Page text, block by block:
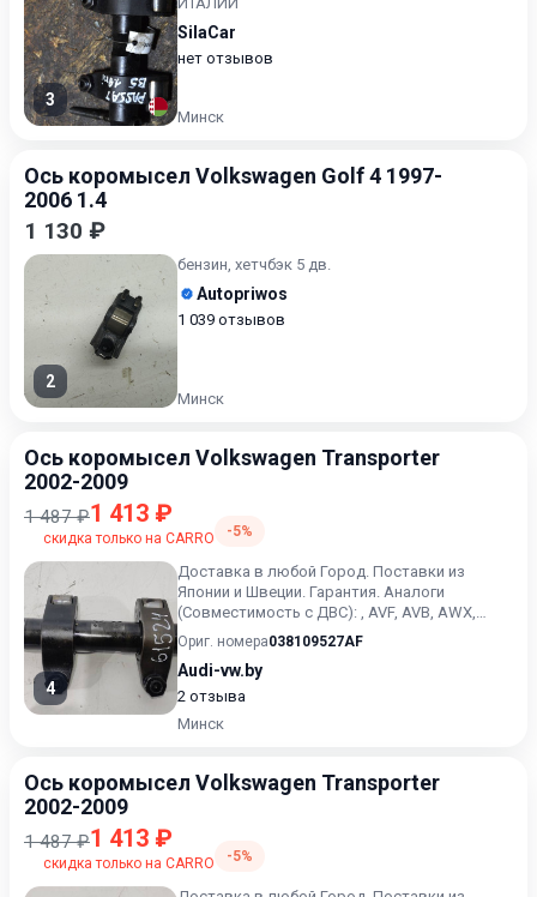
3
SilaCar
нет отзывов
Минск
Ось коромысел Volkswagen Golf 4 1997-
2006 1.4
1 130 ₽
2
бензин, хетчбэк 5 дв.
Autopriwos
1 039 отзывов
Минск
Ось коромысел Volkswagen Transporter
2002-2009
1 487 ₽1 413 ₽
скидка только на CARRO -5%
4
Доставка в любой Город. Поставки из
Японии и Швеции. Гарантия. Аналоги
(Совместимость с ДВС): , AVF, AVB, AWX,
BPW, BKE, BXE, BLS, BRS, BRR,...
Ориг. номера038109527AF
Audi-vw.by
2 отзыва
Минск
Ось коромысел Volkswagen Transporter
2002-2009
1 487 ₽1 413 ₽
скидка только на CARRO -5%